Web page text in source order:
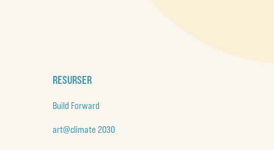
RESURSER
Build Forward
art@climate 2030